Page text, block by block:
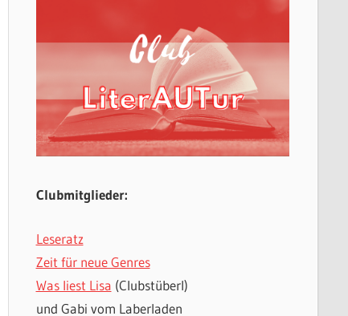
Clubmitglieder:
Leseratz
Zeit für neue Genres
Was liest Lisa (Clubstüberl)
und Gabi vom Laberladen